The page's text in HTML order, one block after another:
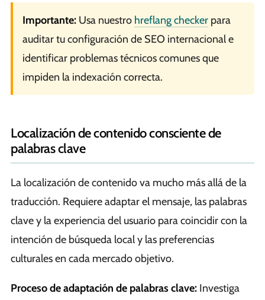
Importante: Usa nuestro hreflang checker para
auditar tu configuración de SEO internacional e
identificar problemas técnicos comunes que
impiden la indexación correcta.
Localización de contenido consciente de
palabras clave
La localización de contenido va mucho más allá de la
traducción. Requiere adaptar el mensaje, las palabras
clave y la experiencia del usuario para coincidir con la
intención de búsqueda local y las preferencias
culturales en cada mercado objetivo.
Proceso de adaptación de palabras clave: Investiga